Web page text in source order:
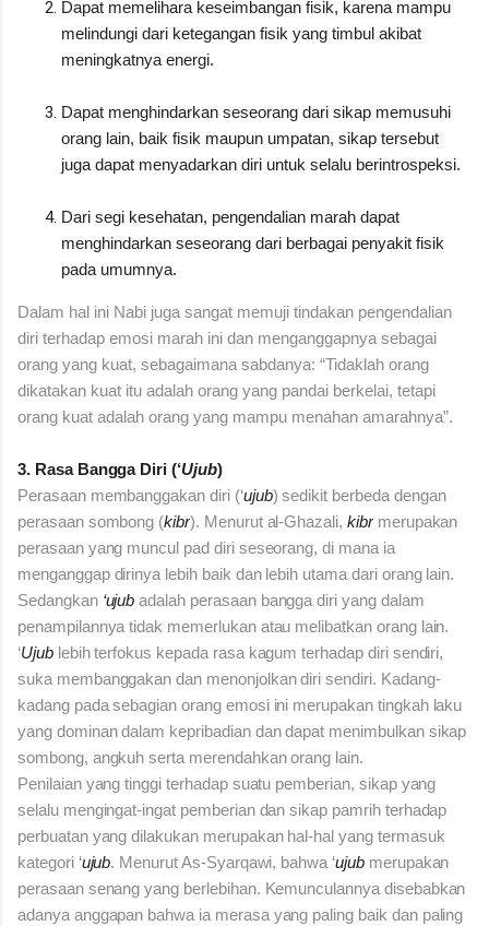
Dapat memelihara keseimbangan fisik, karena mampu
melindungi dari ketegangan fisik yang timbul akibat
meningkatnya energi.
Dapat menghindarkan seseorang dari sikap memusuhi
orang lain, baik fisik maupun umpatan, sikap tersebut
juga dapat menyadarkan diri untuk selalu berintrospeksi.
Dari segi kesehatan, pengendalian marah dapat
menghindarkan seseorang dari berbagai penyakit fisik
pada umumnya.
Dalam hal ini Nabi juga sangat memuji tindakan pengendalian
diri terhadap emosi marah ini dan menganggapnya sebagai
orang yang kuat, sebagaimana sabdanya: “Tidaklah orang
dikatakan kuat itu adalah orang yang pandai berkelai, tetapi
orang kuat adalah orang yang mampu menahan amarahnya”.
3. Rasa Bangga Diri (‘Ujub)
Perasaan membanggakan diri (‘ujub) sedikit berbeda dengan
perasaan sombong (kibr). Menurut al-Ghazali, kibr merupakan
perasaan yang muncul pad diri seseorang, di mana ia
menganggap dirinya lebih baik dan lebih utama dari orang lain.
Sedangkan ‘ujub adalah perasaan bangga diri yang dalam
penampilannya tidak memerlukan atau melibatkan orang lain.
‘Ujub lebih terfokus kepada rasa kagum terhadap diri sendiri,
suka membanggakan dan menonjolkan diri sendiri. Kadang-
kadang pada sebagian orang emosi ini merupakan tingkah laku
yang dominan dalam kepribadian dan dapat menimbulkan sikap
sombong, angkuh serta merendahkan orang lain.
Penilaian yang tinggi terhadap suatu pemberian, sikap yang
selalu mengingat-ingat pemberian dan sikap pamrih terhadap
perbuatan yang dilakukan merupakan hal-hal yang termasuk
kategori ‘ujub. Menurut As-Syarqawi, bahwa ‘ujub merupakan
perasaan senang yang berlebihan. Kemunculannya disebabkan
adanya anggapan bahwa ia merasa yang paling baik dan paling